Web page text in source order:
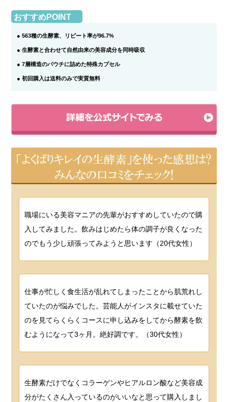
おすすめPOINT
● 563種の生酵素、リピート率が96.7%
● 生酵素と合わせて自然由来の美容成分を同時吸収
● 7層構造のパウチに詰めた特殊カプセル
● 初回購入は送料のみで実質無料
職場にいる美容マニアの先輩がおすすめしていたので購
入してみました。飲みはじめたら体の調子が良くなった
のでもう少し頑張ってみようと思います（20代女性）
仕事が忙しく食生活が乱れてしまったことから肌荒れし
ていたのが悩みでした。芸能人がインスタに載せていた
のを見てらくらくコースに申し込みをしてから酵素を飲
むようになって3ヶ月。絶好調です。（30代女性）
生酵素だけでなくコラーゲンやヒアルロン酸など美容成
分がたくさん入っているのがいいなと思って購入しまし